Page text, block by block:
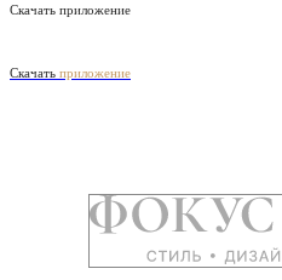
Скачать приложение
Скачать приложение